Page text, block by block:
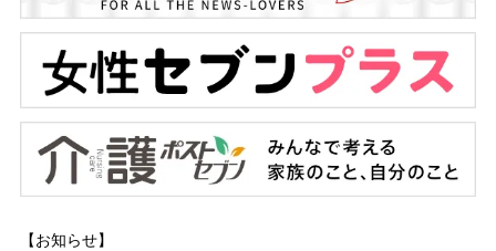
【お知らせ】